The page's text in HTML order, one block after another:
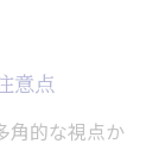
景解説
意点
角的な視点か